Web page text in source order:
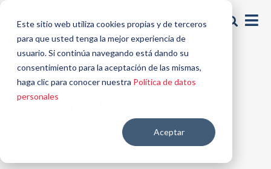
Este sitio web utiliza cookies propias y de terceros
para que usted tenga la mejor experiencia de
usuario. Si continúa navegando está dando su
consentimiento para la aceptación de las mismas,
haga clic para conocer nuestra Política de datos
personales
Aceptar
Lanolina y sus
derivados